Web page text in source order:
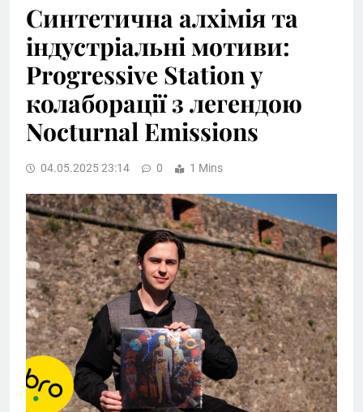
Синтетична алхімія та
індустріальні мотиви:
Progressive Station у
колаборації з легендою
Nocturnal Emissions
04.05.2025 23:14 0 1 Mins